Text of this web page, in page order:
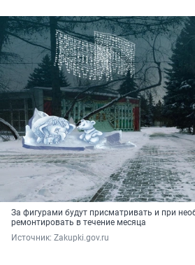
За фигурами будут присматривать и при
ремонтировать в течение месяца
Источник: Zakupki.gov.ru